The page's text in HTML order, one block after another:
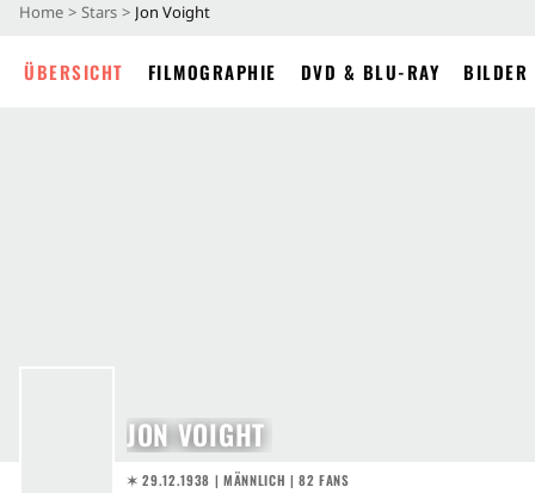
Home Stars Jon Voight
ÜBERSICHT FILMOGRAPHIE DVD & BLU-RAY BILDER
JON VOIGHT
✶ 29.12.1938 | MÄNNLICH | 82 FANS